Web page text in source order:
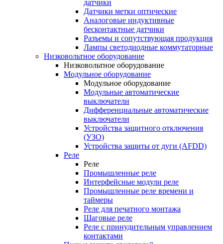
датчики
Датчики метки оптические
Аналоговые индуктивные
бесконтактные датчики
Разъемы и сопутствующая продукция
Лампы светодиодные коммутаторные
Низковольтное оборудование
Низковольтное оборудование
Модульное оборудование
Модульное оборудование
Модульные автоматические
выключатели
Дифференциальные автоматические
выключатели
Устройства защитного отключения
(УЗО)
Устройства защиты от дуги (AFDD)
Реле
Реле
Промышленные реле
Интерфейсные модули реле
Промышленные реле времени и
таймеры
Реле для печатного монтажа
Шаговые реле
Реле с принудительным управлением
контактами